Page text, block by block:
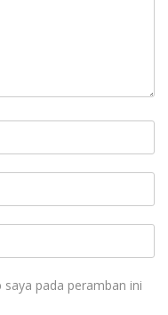
pada peramban ini